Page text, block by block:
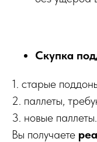
Скупка
1. старые
2. паллеты,
3. новые паллеты.
Вы получаете